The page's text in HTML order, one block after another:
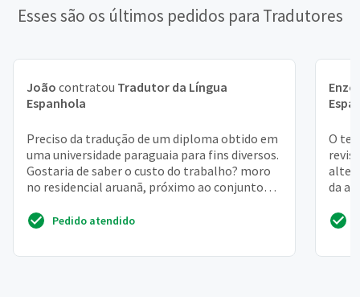
Esses são os últimos pedidos para Tradutores
João contratou Tradutor da Língua
Espanhola
Preciso da tradução de um diploma obtido em
uma universidade paraguaia para fins diversos.
Gostaria de saber o custo do trabalho? moro
no residencial aruanã, próximo ao conjunto
Pedido atendido
O
da